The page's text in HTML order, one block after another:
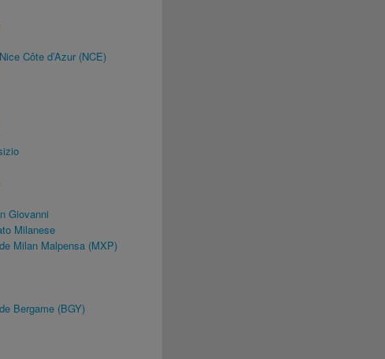
Côte d’Azur (NCE)
Giovanni
Milanese
Milan Malpensa (MXP)
Bergame (BGY)